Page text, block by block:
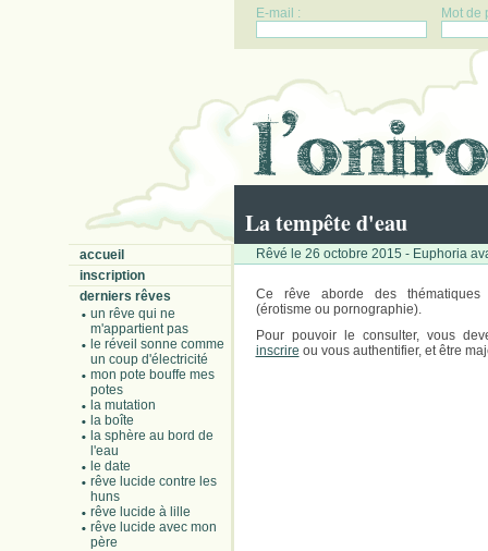
E-mail : Mot de
La tempête d'eau
accueil
inscription
derniers rêves
un rêve qui ne
m'appartient pas
le réveil sonne comme
un coup d'électricité
mon pote bouffe mes
potes
la mutation
la boîte
la sphère au bord de
l'eau
le date
rêve lucide contre les
huns
rêve lucide à lille
rêve lucide avec mon
père
Rêvé le 26 octobre 2015 - Euphoria
Ce rêve aborde des thématiques
(érotisme ou pornographie).
Pour pouvoir le consulter, vous
inscrire ou vous authentifier, et être